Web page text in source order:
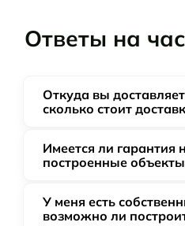
Ответы на
Откуда вы
сколько стоит
Мы доставляем бани
нашей базы
доставка на
находитесь за
Имеется ли гарантия
построенные
Да, на все
распространяется
У меня есть
возможно ли